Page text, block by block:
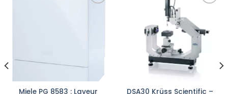
Miele PG 8583 : Laveur
Ajouter
à la liste
d’envies
DSA30 Krüss Scientific –